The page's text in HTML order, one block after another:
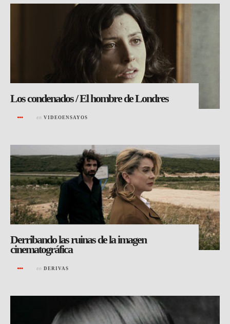
Los condenados / El hombre de Londres
en VIDEOENSAYOS
Derribando las ruinas de la imagen
cinematográfica
en DERIVAS